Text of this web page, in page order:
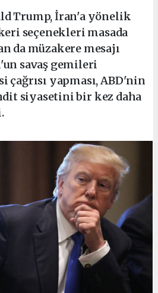
Trump, İran'a yönelik
seçenekleri masada
da müzakere mesajı
savaş gemileri
yapması, ABD'nin
siyasetini bir kez daha